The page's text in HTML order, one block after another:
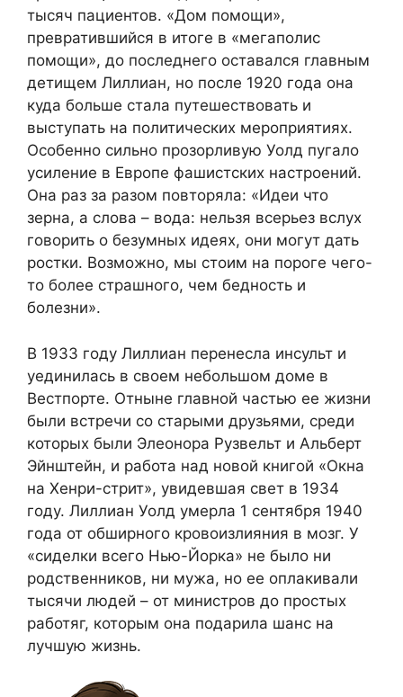
тысяч пациентов. «Дом помощи»,
превратившийся в итоге в «мегаполис
помощи», до последнего оставался главным
детищем Лиллиан, но после 1920 года она
куда больше стала путешествовать и
выступать на политических мероприятиях.
Особенно сильно прозорливую Уолд пугало
усиление в Европе фашистских настроений.
Она раз за разом повторяла: «Идеи что
зерна, а слова – вода: нельзя всерьез вслух
говорить о безумных идеях, они могут дать
ростки. Возможно, мы стоим на пороге чего-
то более страшного, чем бедность и
болезни».
В 1933 году Лиллиан перенесла инсульт и
уединилась в своем небольшом доме в
Вестпорте. Отныне главной частью ее жизни
были встречи со старыми друзьями, среди
которых были Элеонора Рузвельт и Альберт
Эйнштейн, и работа над новой книгой «Окна
на Хенри-стрит», увидевшая свет в 1934
году. Лиллиан Уолд умерла 1 сентября 1940
года от обширного кровоизлияния в мозг. У
«сиделки всего Нью-Йорка» не было ни
родственников, ни мужа, но ее оплакивали
тысячи людей – от министров до простых
работяг, которым она подарила шанс на
лучшую жизнь.